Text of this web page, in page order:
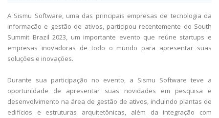
A Sismu Software, uma das principais empresas de tecnologia da
informação e gestão de ativos, participou recentemente do South
Summit Brazil 2023, um importante evento que reúne startups e
empresas inovadoras de todo o mundo para apresentar suas
soluções e inovações.
Durante sua participação no evento, a Sismu Software teve a
oportunidade de apresentar suas novidades em pesquisa e
desenvolvimento na área de gestão de ativos, incluindo plantas de
edifícios e estruturas arquitetônicas, além da integração com